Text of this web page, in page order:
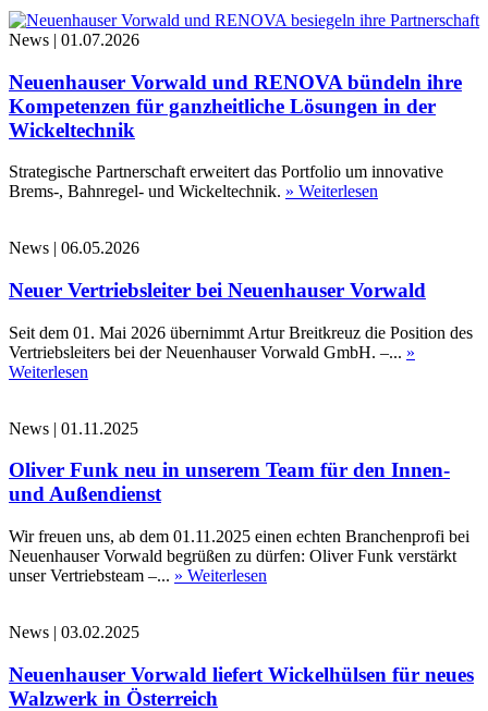
News | 01.07.2026
Neuenhauser Vorwald und RENOVA bündeln ihre
Kompetenzen für ganzheitliche Lösungen in der
Wickeltechnik
Strategische Partnerschaft erweitert das Portfolio um innovative
Brems-, Bahnregel- und Wickeltechnik. » Weiterlesen
News | 06.05.2026
Neuer Vertriebsleiter bei Neuenhauser Vorwald
Seit dem 01. Mai 2026 übernimmt Artur Breitkreuz die Position des
Vertriebsleiters bei der Neuenhauser Vorwald GmbH. –... »
Weiterlesen
News | 01.11.2025
Oliver Funk neu in unserem Team für den Innen-
und Außendienst
Wir freuen uns, ab dem 01.11.2025 einen echten Branchenprofi bei
Neuenhauser Vorwald begrüßen zu dürfen: Oliver Funk verstärkt
unser Vertriebsteam –... » Weiterlesen
News | 03.02.2025
Neuenhauser Vorwald liefert Wickelhülsen für neues
Walzwerk in Österreich